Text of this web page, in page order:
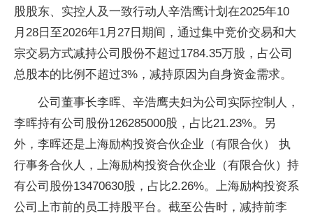
股股东、实控人及一致行动人辛浩鹰计划在2025年10
月28日至2026年1月27日期间，通过集中竞价交易和大
宗交易方式减持公司股份不超过1784.35万股，占公司
总股本的比例不超过3%，减持原因为自身资金需求。
公司董事长李晖、辛浩鹰夫妇为公司实际控制人，
李晖持有公司股份126285000股，占比21.23%。另
外，李晖还是上海励构投资合伙企业（有限合伙） 执
行事务合伙人，上海励构投资合伙企业（有限合伙）持
有公司股份13470630股，占比2.26%。上海励构投资系
公司上市前的员工持股平台。截至公告时，减持前李